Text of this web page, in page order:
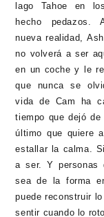
lago Tahoe en
hecho pedazos.
nueva realidad,
no volverá a ser
en un coche y le
que nunca se
vida de Cam ha
tiempo que dejó
último que quiere
estallar la calma.
a ser. Y personas
sea de la forma
puede reconstruir
sentir cuando lo